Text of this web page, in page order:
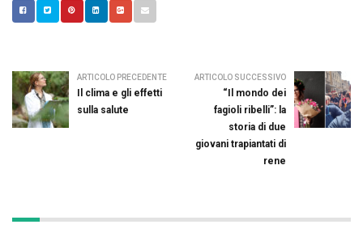
ARTICOLO PRECEDENTE
Il clima e gli effetti
sulla salute
ARTICOLO SUCCESSIVO
“Il mondo dei
fagioli ribelli”: la
storia di due
giovani trapiantati di
rene